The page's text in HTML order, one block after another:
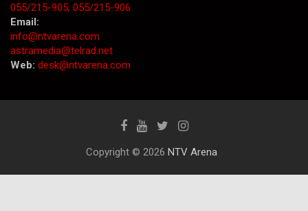
055/215-905; 055/215-906
Email:
info@ntvarena.com
astramedia@telrad.net
Web: desk@ntvarena.com
Copyright © 2026 NTV Arena